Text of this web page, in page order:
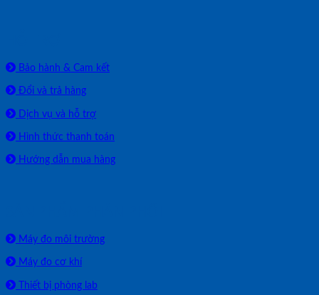
Bảo hành & Cam kết
Đổi và trả hàng
Dịch vụ và hỗ trợ
Hình thức thanh toán
Hướng dẫn mua hàng
Máy đo môi trường
Máy đo cơ khí
Thiết bị phòng lab